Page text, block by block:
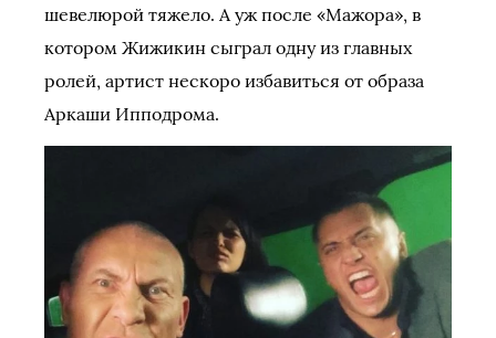
шевелюрой тяжело. А уж после «Мажора», в
котором Жижикин сыграл одну из главных
ролей, артист нескоро избавиться от образа
Аркаши Ипподрома.